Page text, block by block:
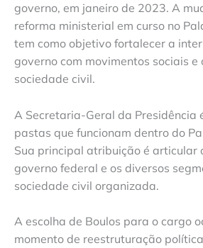
governo, em janeiro de 2023. A
reforma ministerial em curso no
tem como objetivo fortalecer a
governo com movimentos sociais e
sociedade civil.
A Secretaria-Geral da Presidência
pastas que funcionam dentro do
Sua principal atribuição é articular
governo federal e os diversos
sociedade civil organizada.
A escolha de Boulos para o cargo
momento de reestruturação